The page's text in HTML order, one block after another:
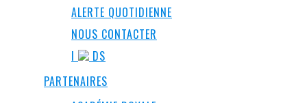
ALERTE QUOTIDIENNE
NOUS CONTACTER
I
DS
PARTENAIRES